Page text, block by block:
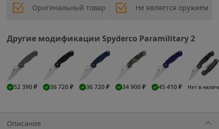
Оригинальный товар Не является оружием
Другие модификации Spyderco Paramilitary 2
52 390₽ 36 720₽ 36 720₽ 34 900₽ 45 410₽ Нет в
Описание